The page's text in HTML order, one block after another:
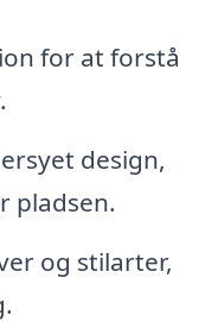
for at forstå
design,
pladsen.
og stilarter,